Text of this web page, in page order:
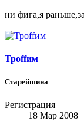
ни фига,я
Троffим
Старейшина
Регистрация
18 Мар 2008